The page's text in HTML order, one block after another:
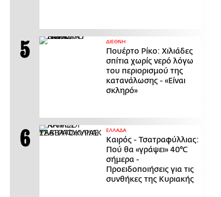
ΔΙΕΘΝΗ
Πουέρτο Ρίκο: Χιλιάδες
σπίτια χωρίς νερό λόγω
του περιορισμού της
κατανάλωσης - «Είναι
σκληρό»
ΕΛΛΑΔΑ
Καιρός - Τσατραφύλλιας:
Πού θα «γράψει» 40°C
σήμερα -
Προειδοποιήσεις για τις
συνθήκες της Κυριακής